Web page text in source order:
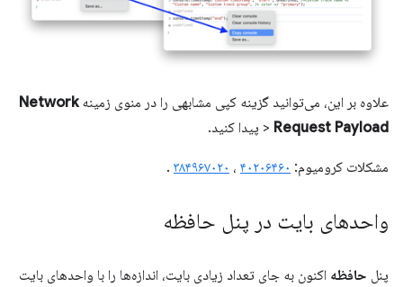
علاوه بر این، می‌توانید گزینه کپی مشابهی را در منوی زمینهNetwork
> Request Payload پیدا کنید.
مشکلات کرومیوم: ۴۰۲۰۶۴۶۰ ، ۳۸۴۹۶۷۰۲۰ .
واحدهای بایت در پنل حافظه
پنل حافظه اکنون به جای تعداد زیادی بایت، اندازه‌ها را با واحدهای بایت